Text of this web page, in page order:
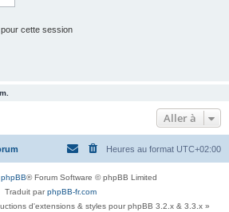
cette session
Aller à
Heures au format UTC+02:00
phpBB® Forum Software © phpBB Limited
Traduit parphpBB-fr.com
d'extensions & styles pour phpBB 3.2.x & 3.3.x »